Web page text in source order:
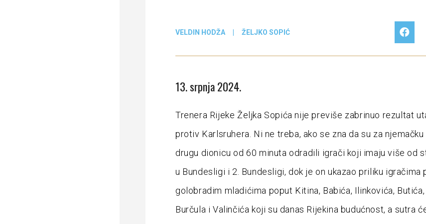
VELDIN HODŽA ŽELJKO SOPIĆ
13. srpnja 2024.
Trenera Rijeke Željka Sopića nije previše zabrinuo rezultat
protiv Karlsruhera. Ni ne treba, ako se zna da su za njemačku
drugu dionicu od 60 minuta odradili igrači koji imaju više od
u Bundesligi i 2. Bundesligi, dok je on ukazao priliku igračima
golobradim mladićima poput Kitina, Babića, Ilinkovića, Butića,
Burčula i Valinčića koji su danas Rijekina budućnost, a sutra